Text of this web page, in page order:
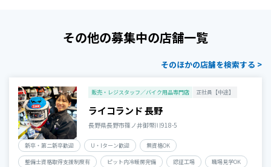
その他の募集中の店舗一覧
そのほかの店舗を検索する >
販売・レジスタッフ／バイク用品専門店 正社員【中途】
ライコランド 長野
長野県長野市篠ノ井御幣川918-5
新卒・第二新卒歓迎 U・Iターン歓迎 無資格OK
整備士資格取得支援制度有 ピット内冷暖房完備 認証工場 職場見学OK